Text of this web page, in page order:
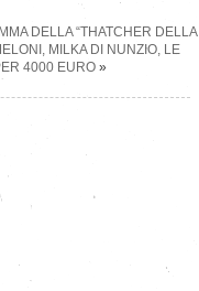
DELLA “THATCHER DELLA
MILKA DI NUNZIO, LE
4000 EURO»